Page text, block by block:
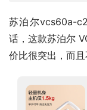
苏泊尔vcs60a-
话，这款苏泊尔
价比很突出，而